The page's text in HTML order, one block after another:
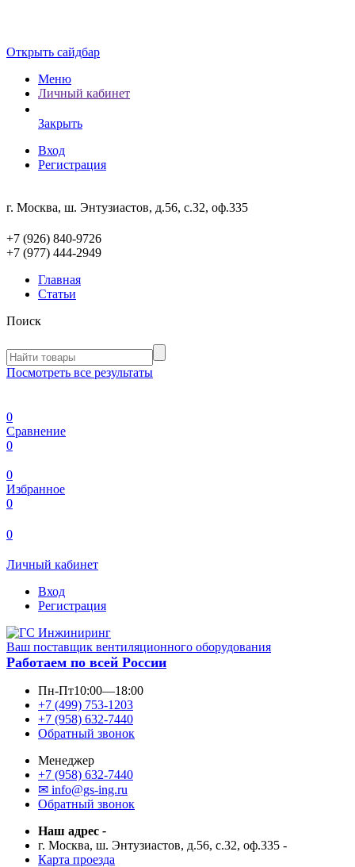
Открыть сайдбар
Меню
Личный кабинет
Закрыть
Вход
Регистрация
г. Москва, ш. Энтузиастов, д.56, с.32, оф.335
+7 (926) 840-9726
+7 (977) 444-2949
Главная
Статьи
Поиск
Посмотреть все результаты
0
Сравнение
0
0
Избранное
0
0
Личный кабинет
Вход
Регистрация
Ваш поставщик вентиляционного оборудования
Работаем по всей России
Пн-Пт10:00—18:00
+7 (499) 753-1203
+7 (958) 632-7440
Обратный звонок
Менеджер
+7 (958) 632-7440
✉ info@gs-ing.ru
Обратный звонок
Наш адрес -
г. Москва, ш. Энтузиастов, д.56, с.32, оф.335 -
Карта проезда